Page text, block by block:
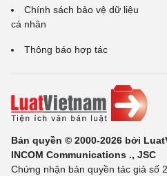
Chính sách bảo vệ dữ liệu
cá nhân
Thông báo hợp tác
Bản quyền © 2000-2026 bởi
INCOM Communications ., JSC
Chứng nhận bản quyền tác giả số